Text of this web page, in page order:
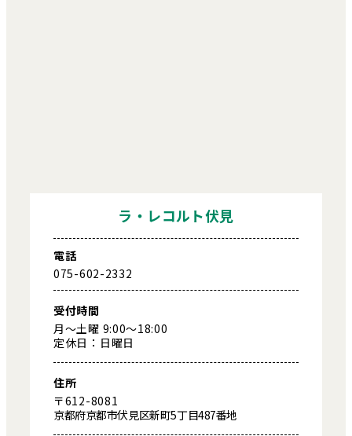
ラ・レコルト伏見
電話
075-602-2332
受付時間
月～土曜 9:00～18:00
定休日：日曜日
住所
〒612-8081
京都府京都市伏見区新町5丁目487番地